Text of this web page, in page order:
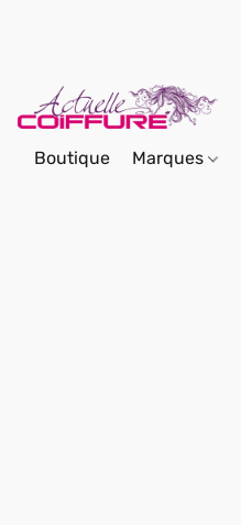
Boutique Marques